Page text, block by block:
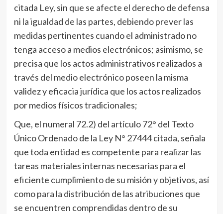
citada Ley, sin que se afecte el derecho de defensa
ni la igualdad de las partes, debiendo prever las
medidas pertinentes cuando el administrado no
tenga acceso a medios electrónicos; asimismo, se
precisa que los actos administrativos realizados a
través del medio electrónico poseen la misma
validez y eficacia jurídica que los actos realizados
por medios físicos tradicionales;
Que, el numeral 72.2) del artículo 72° del Texto
Único Ordenado de la Ley N° 27444 citada, señala
que toda entidad es competente para realizar las
tareas materiales internas necesarias para el
eficiente cumplimiento de su misión y objetivos, así
como para la distribución de las atribuciones que
se encuentren comprendidas dentro de su